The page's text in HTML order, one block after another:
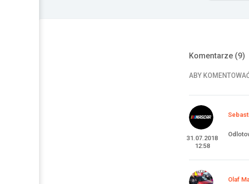
Komentarze (9)
ABY
31.07.2018
12:58
Olaf